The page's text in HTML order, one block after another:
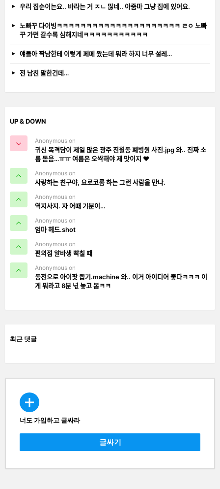
우리 집순이는요.. 바라는 거 ㅈㄴ 많네.. 아줌마 그냥 집에 있어요.
노빠꾸 다이빙ㅋㅋㅋㅋㅋㅋㅋㅋㅋㅋㅋㅋㅋㅋㅋㅋㅋㅋㅋㅋㅋ ㄹㅇ 노빠
꾸 가면 갈수록 심해지네ㅋㅋㅋㅋㅋㅋㅋㅋㅋㅋㅋ
얘들아 짝남한테 이렇게 페메 왔는데 뭐라 하지 너무 설레…
전 남친 말한건데…
UP & DOWN
Anonymous on
귀신 목격담이 제일 많은 광주 진월동 폐병원 사진.jpg 와.. 진짜 소
름 돋음…ㅠㅠ 여름은 오싹해야 제 맛이지 ❤️
Anonymous on
사랑하는 친구야, 요로코롬 하는 그런 사람을 만나.
Anonymous on
역지사지. 자 어때 기분이…
Anonymous on
엄마 헤드.shot
Anonymous on
편의점 알바생 빡칠 때
Anonymous on
동전으로 아이팟 뽑기.machine 와.. 이거 아이디어 좋다ㅋㅋㅋ 이
게 뭐라고 8분 넋 놓고 봄ㅋㅋ
최근 댓글
CREATE
너도 가입하고 글싸라
글싸기